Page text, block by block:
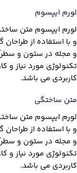
لورم ایپسوم
لورم ایپسوم متن
و با استفاده از
و مجله در ستون و
تکنولوژی مورد نیاز و
کاربردی می باشد.
متن ساختگی
لورم ایپسوم متن
و با استفاده از
و مجله در ستون و
تکنولوژی مورد نیاز و
کاربردی می باشد.